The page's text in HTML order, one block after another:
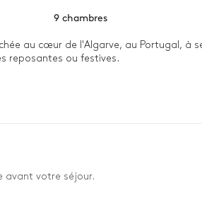
9 chambres
au cœur de l'Algarve, au Portugal,
reposantes ou festives.
de Faro depuis la terrasse.
avant votre séjour.